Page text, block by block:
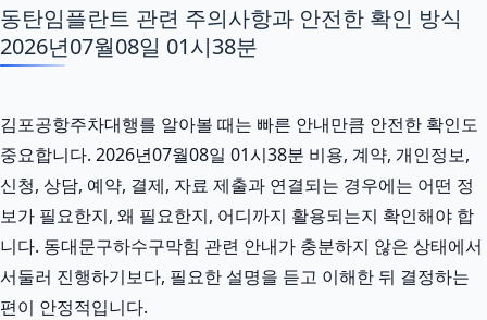
동탄임플란트 관련 주의사항과 안전한 확인 방식
2026년07월08일 01시38분
김포공항주차대행를 알아볼 때는 빠른 안내만큼 안전한 확인도
중요합니다. 2026년07월08일 01시38분 비용, 계약, 개인정보,
신청, 상담, 예약, 결제, 자료 제출과 연결되는 경우에는 어떤 정
보가 필요한지, 왜 필요한지, 어디까지 활용되는지 확인해야 합
니다. 동대문구하수구막힘 관련 안내가 충분하지 않은 상태에서
서둘러 진행하기보다, 필요한 설명을 듣고 이해한 뒤 결정하는
편이 안정적입니다.